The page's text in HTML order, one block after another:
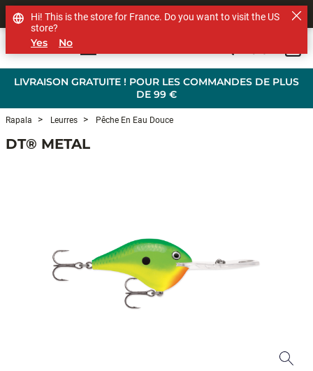
LIVRAISON GRATUITE ! POUR LES COMMANDES DE PLUS
DE 99 €
SHOP OTHER BRANDS
Rapala Leurres Pêche En Eau Douce
DT® METAL
Hi! This is the store for France. Do you want to visit the US
store?
Yes No